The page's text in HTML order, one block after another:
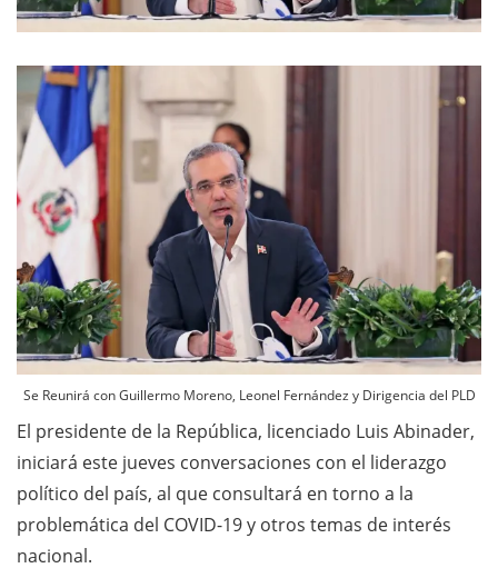
Se Reunirá con Guillermo Moreno, Leonel Fernández y Dirigencia del PLD
El presidente de la República, licenciado Luis Abinader,
iniciará este jueves conversaciones con el liderazgo
político del país, al que consultará en torno a la
problemática del COVID-19 y otros temas de interés
nacional.